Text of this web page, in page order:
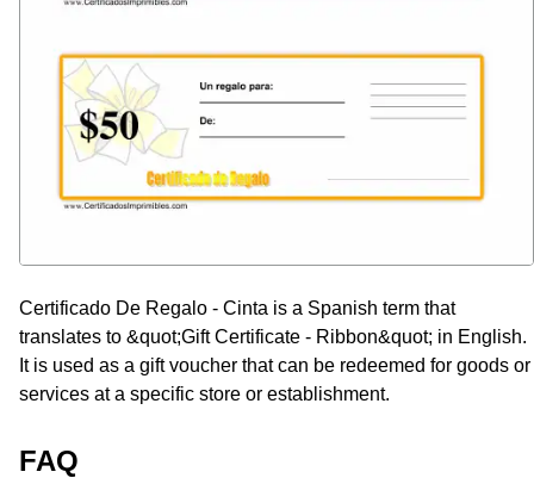
Certificado De Regalo - Cinta is a Spanish term that
translates to &quot;Gift Certificate - Ribbon&quot; in English.
It is used as a gift voucher that can be redeemed for goods or
services at a specific store or establishment.
FAQ